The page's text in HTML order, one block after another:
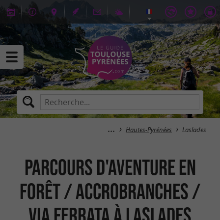
Hautes-Pyrénées Laslades
Parcours d'aventure en
forêt / Accrobranches /
Via Ferrata à Laslades